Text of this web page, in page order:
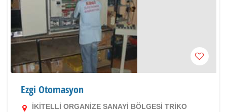
Ezgi Otomasyon
İKİTELLİ ORGANİZE SANAYİ BÖLGESİ TRİKO